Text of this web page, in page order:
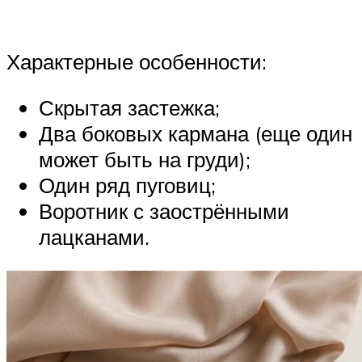
Характерные особенности:
Скрытая застежка;
Два боковых кармана (еще один
может быть на груди);
Один ряд пуговиц;
Воротник с заострёнными
лацканами.